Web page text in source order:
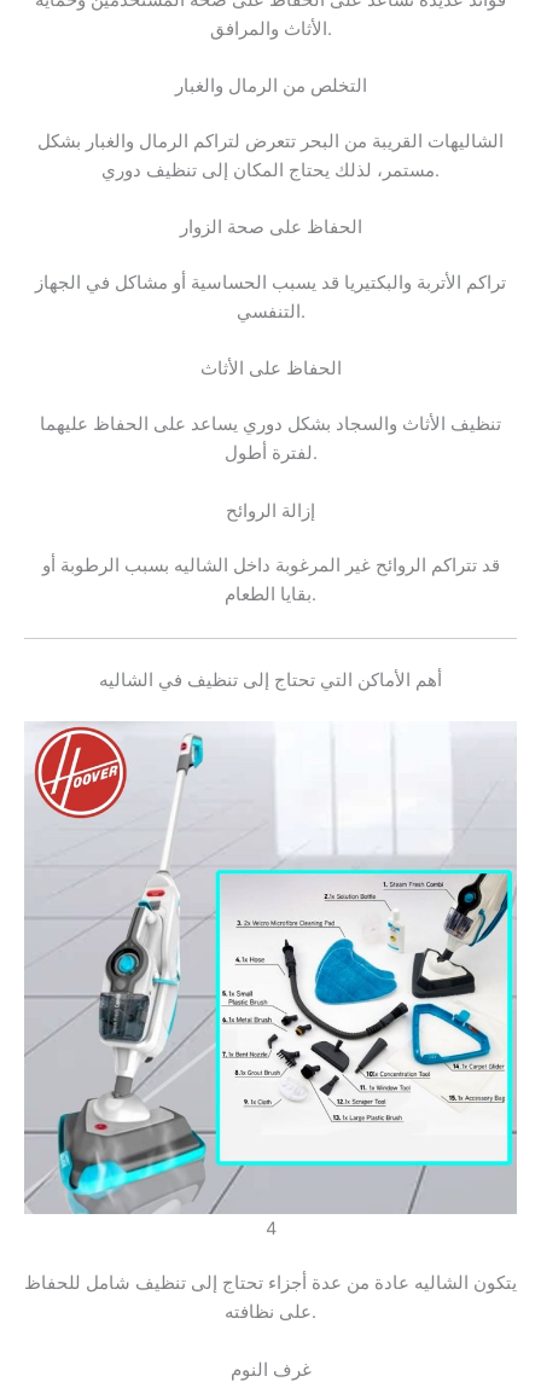
الأثاث والمرافق.
التخلص من الرمال والغبار
الشاليهات القريبة من البحر تتعرض لتراكم الرمال والغبار بشكل
مستمر، لذلك يحتاج المكان إلى تنظيف دوري.
الحفاظ على صحة الزوار
تراكم الأتربة والبكتيريا قد يسبب الحساسية أو مشاكل في الجهاز
التنفسي.
الحفاظ على الأثاث
تنظيف الأثاث والسجاد بشكل دوري يساعد على الحفاظ عليهما
لفترة أطول.
إزالة الروائح
قد تتراكم الروائح غير المرغوبة داخل الشاليه بسبب الرطوبة أو
بقايا الطعام.
أهم الأماكن التي تحتاج إلى تنظيف في الشاليه
4
يتكون الشاليه عادة من عدة أجزاء تحتاج إلى تنظيف شامل للحفاظ
على نظافته.
غرف النوم